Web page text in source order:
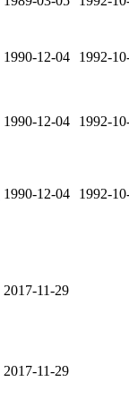
1990-12-04 1992-
1990-12-04 1992-
1990-12-04 1992-
2017-11-29
2017-11-29